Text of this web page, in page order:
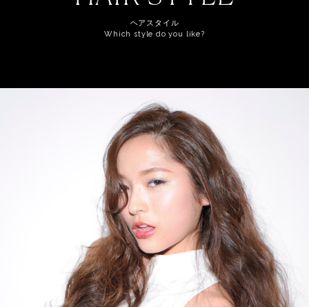
ヘアスタイル
Which style do you like?